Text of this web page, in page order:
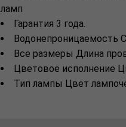
ламп
Гарантия 3 года.
Водонепроницаемость
Все размеры Длина
Цветовое исполнение
Тип лампы Цвeт